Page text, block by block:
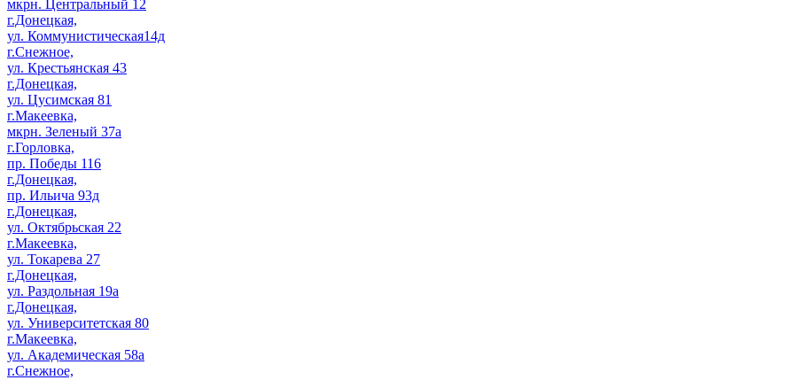
мкрн. Центральный 12
г.Донецкая,
ул. Коммунистическая14д
г.Снежное,
ул. Крестьянская 43
г.Донецкая,
ул. Цусимская 81
г.Макеевка,
мкрн. Зеленый 37а
г.Горловка,
пр. Победы 116
г.Донецкая,
пр. Ильича 93д
г.Донецкая,
ул. Октябрьская 22
г.Макеевка,
ул. Токарева 27
г.Донецкая,
ул. Раздольная 19а
г.Донецкая,
ул. Университетская 80
г.Макеевка,
ул. Академическая 58а
г.Снежное,